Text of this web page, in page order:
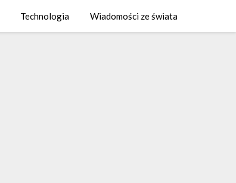
Technologia Wiadomości ze świata